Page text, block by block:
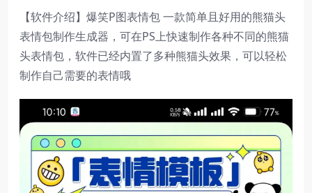
【软件介绍】爆笑P图表情包 一款简单且好用的熊猫头
表情包制作生成器，可在PS上快速制作各种不同的熊猫
头表情包，软件已经内置了多种熊猫头效果，可以轻松
制作自己需要的表情哦